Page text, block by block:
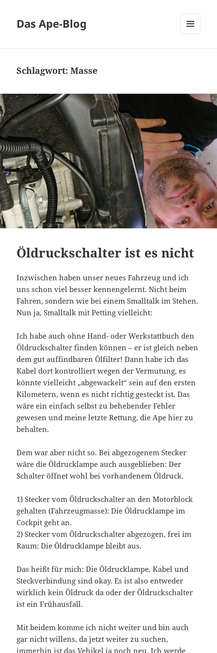
Das Ape-Blog
Schlagwort:Masse
Öldruckschalter ist es nicht
Inzwischen haben unser neues Fahrzeug und ich
uns schon viel besser kennengelernt. Nicht beim
Fahren, sondern wie bei einem Smalltalk im Stehen.
Nun ja, Smalltalk mit Petting vielleicht:
Ich habe auch ohne Hand- oder Werkstattbuch den
Öldruckschalter finden können – er ist gleich neben
dem gut auffindbaren Ölfilter! Dann habe ich das
Kabel dort kontrolliert wegen der Vermutung, es
könnte vielleicht „abgewackelt“ sein auf den ersten
Kilometern, wenn es nicht richtig gesteckt ist. Das
wäre ein einfach selbst zu behebender Fehler
gewesen und meine letzte Rettung, die Ape hier zu
behalten.
Dem war aber nicht so. Bei abgezogenem Stecker
wäre die Öldrucklampe auch ausgeblieben: Der
Schalter öffnet wohl bei vorhandenem Öldruck.
1) Stecker vom Öldruckschalter an den Motorblock
gehalten (Fahrzeugmasse): Die Öldrucklampe im
Cockpit geht an.
2) Stecker vom Öldruckschalter abgezogen, frei im
Raum: Die Öldrucklampe bleibt aus.
Das heißt für mich: Die Öldrucklampe, Kabel und
Steckverbindung sind okay. Es ist also entweder
wirklich kein Öldruck da oder der Öldruckschalter
ist ein Frühausfall.
Mit beidem komme ich nicht weiter und bin auch
gar nicht willens, da jetzt weiter zu suchen,
immerhin ist das Vehikel ja noch neu. Ich werde